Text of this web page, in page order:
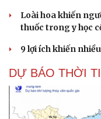
Loài hoa khiến
thuốc trong y học
9 lợi ích khiến
DỰ BÁO THỜI